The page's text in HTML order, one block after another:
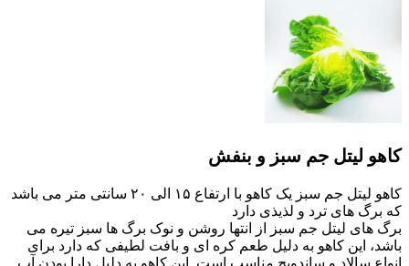
کاهو لیتل جم سبز و بنفش
کاهو لیتل جم سبز یک کاهو با ارتفاع ۱۵ الی ۲۰ سانتی متر می باشد
که برگ های ترد و لذیذی دارد
برگ های لیتل جم سبز از انتها روشن و نوک برگ ها سبز تیره می
باشد، این کاهو به دلیل طعم کره ای و بافت لطیفی که دارد برای
انواع سالاد و ساندویچ مناسب است. این کاهو به دلیل دارا بودن آب